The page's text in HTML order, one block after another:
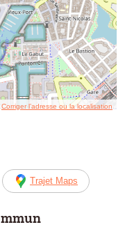
Corriger l’adresse ou la localisation
Trajet Maps